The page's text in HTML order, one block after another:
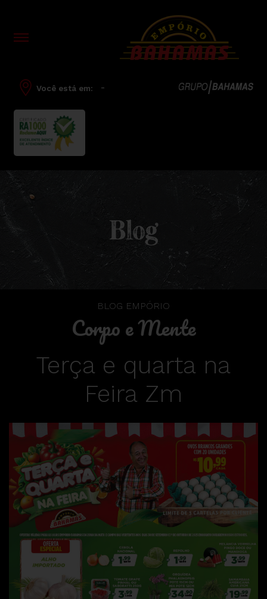
Você está em: -
Blog
BLOG EMPÓRIO
Corpo e Mente
Terça e quarta na
Feira Zm